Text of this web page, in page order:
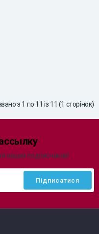
з 1 по 11 із 11 (1 сторінок)
наших подписчиков!